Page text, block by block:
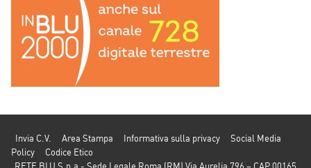
Invia C.V. Area Stampa Informativa sulla privacy
Social Media
Policy
Codice Etico
RETE BLU S.p.a - Sede Legale Roma (RM) Via Aurelia 796 – CAP 00165